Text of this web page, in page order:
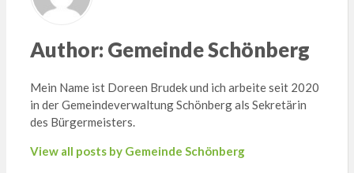
Author: Gemeinde Schönberg
Mein Name ist Doreen Brudek und ich arbeite seit 2020
in der Gemeindeverwaltung Schönberg als Sekretärin
des Bürgermeisters.
View all posts by Gemeinde Schönberg